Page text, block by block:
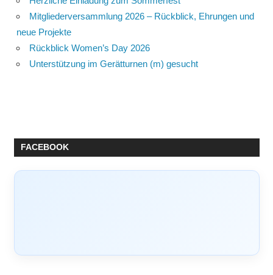
Mitgliederversammlung 2026 – Rückblick, Ehrungen und
neue Projekte
Rückblick Women’s Day 2026
Unterstützung im Gerätturnen (m) gesucht
FACEBOOK